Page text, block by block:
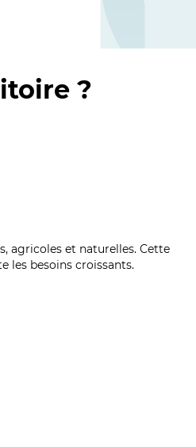
?
agricoles et naturelles. Cette
les besoins croissants.